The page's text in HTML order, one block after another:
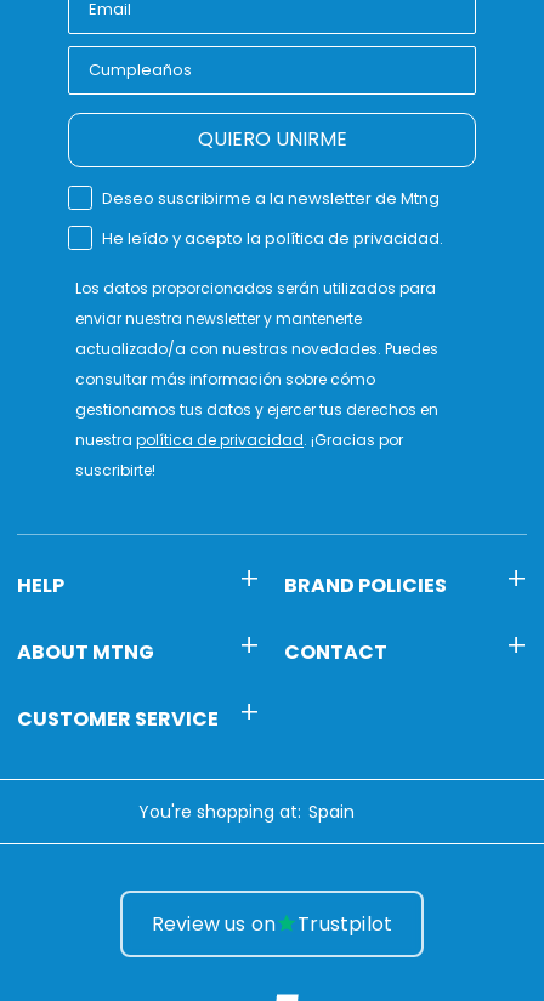
QUIERO UNIRME
Deseo suscribirme a la newsletter de Mtng
He leído y acepto la política de privacidad.
Los datos proporcionados serán utilizados para
enviar nuestra newsletter y mantenerte
actualizado/a con nuestras novedades. Puedes
consultar más información sobre cómo
gestionamos tus datos y ejercer tus derechos en
nuestra política de privacidad. ¡Gracias por
suscribirte!
HELP BRAND POLICIES
ABOUT MTNG CONTACT
CUSTOMER SERVICE
You're shopping at:
Review us on Trustpilot